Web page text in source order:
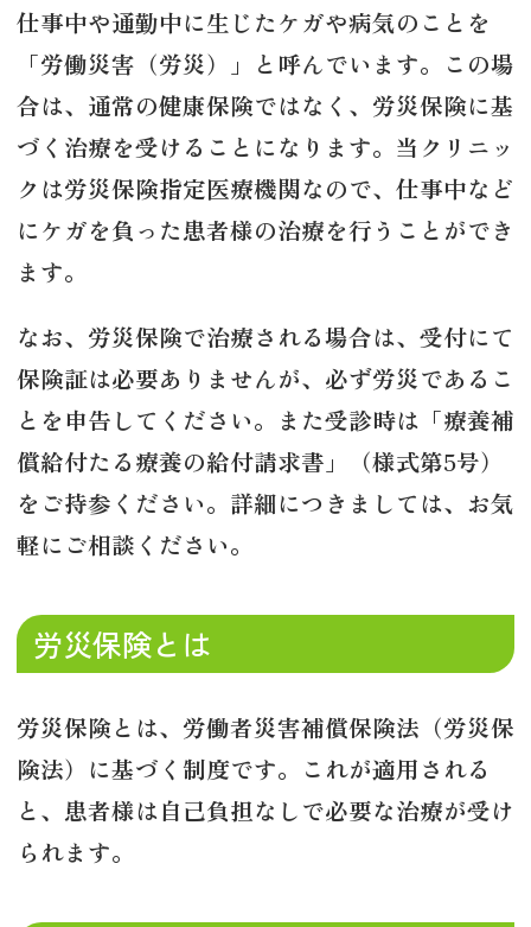
仕事中や通勤中に生じたケガや病気のことを
「労働災害（労災）」と呼んでいます。この場
合は、通常の健康保険ではなく、労災保険に基
づく治療を受けることになります。当クリニッ
クは労災保険指定医療機関なので、仕事中など
にケガを負った患者様の治療を行うことができ
ます。
なお、労災保険で治療される場合は、受付にて
保険証は必要ありませんが、必ず労災であるこ
とを申告してください。また受診時は「療養補
償給付たる療養の給付請求書」（様式第5号）
をご持参ください。詳細につきましては、お気
軽にご相談ください。
労災保険とは
労災保険とは、労働者災害補償保険法（労災保
険法）に基づく制度です。これが適用される
と、患者様は自己負担なしで必要な治療が受け
られます。